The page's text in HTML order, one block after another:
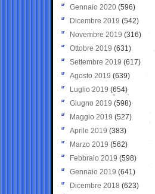
Gennaio 2020 (596)
Dicembre 2019 (542)
Novembre 2019 (316)
Ottobre 2019 (631)
Settembre 2019 (617)
Agosto 2019 (639)
Luglio 2019 (654)
Giugno 2019 (598)
Maggio 2019 (527)
Aprile 2019 (383)
Marzo 2019 (562)
Febbraio 2019 (598)
Gennaio 2019 (641)
Dicembre 2018 (623)